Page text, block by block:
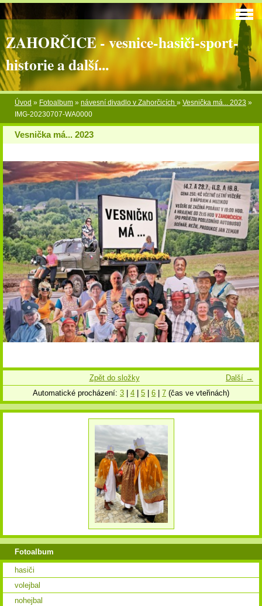
ZAHORČICE - vesnice-hasiči-sport-
historie a další...
Úvod » Fotoalbum » návesní divadlo v Zahorčicích » Vesnička má... 2023 »
IMG-20230707-WA0000
Vesnička má... 2023
Další →
Zpět do složky
Automatické procházení: 3 4 5 6 7 (čas ve vteřinách)
Fotoalbum
hasiči
volejbal
nohejbal